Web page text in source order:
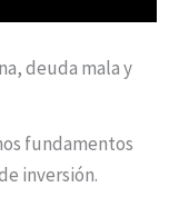
deuda mala y
fundamentos
inversión.